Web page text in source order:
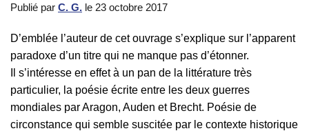
Publié par C. G. le 23 octobre 2017
D’emblée l’auteur de cet ouvrage s’explique sur l’apparent
paradoxe d’un titre qui ne manque pas d’étonner.
Il s’intéresse en effet à un pan de la littérature très
particulier, la poésie écrite entre les deux guerres
mondiales par Aragon, Auden et Brecht. Poésie de
circonstance qui semble suscitée par le contexte historique